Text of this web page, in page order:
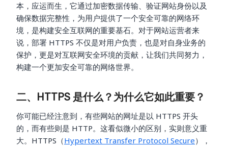
本，应运而生，它通过加密数据传输、验证网站身份以及
确保数据完整性，为用户提供了一个安全可靠的网络环
境，是构建安全互联网的重要基石。对于网站运营者来
说，部署 HTTPS 不仅是对用户负责，也是对自身业务的
保护，更是对互联网安全环境的贡献，让我们共同努力，
构建一个更加安全可靠的网络世界。
二、HTTPS 是什么？为什么它如此重要？
你可能已经注意到，有些网站的网址是以 HTTPS 开头
的，而有些则是 HTTP。这看似微小的区别，实则意义重
大。HTTPS（Hypertext Transfer Protocol Secure），